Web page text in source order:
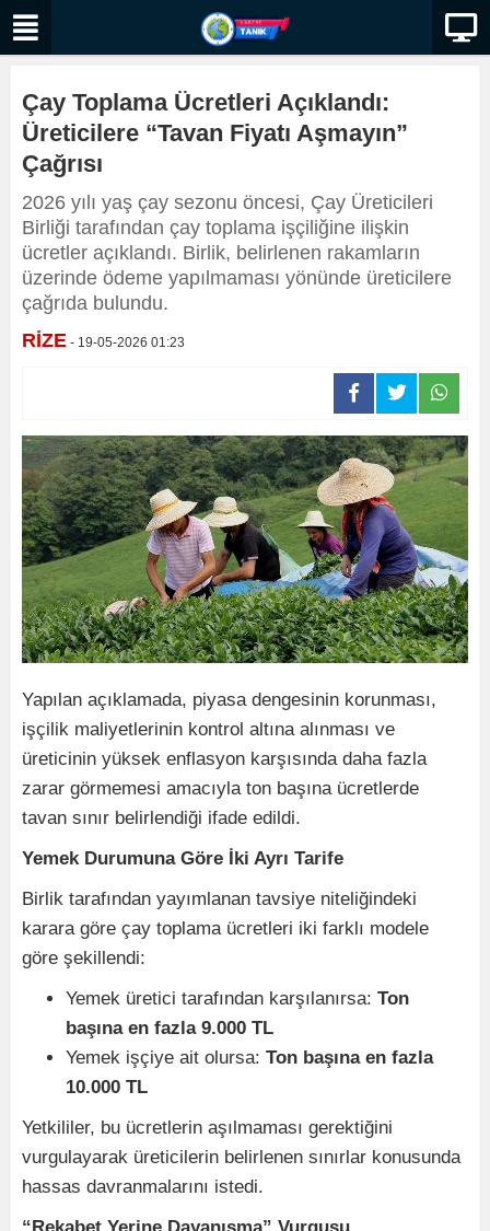
Çay Toplama Ücretleri Açıklandı:
Üreticilere “Tavan Fiyatı Aşmayın”
Çağrısı
2026 yılı yaş çay sezonu öncesi, Çay Üreticileri
Birliği tarafından çay toplama işçiliğine ilişkin
ücretler açıklandı. Birlik, belirlenen rakamların
üzerinde ödeme yapılmaması yönünde üreticilere
çağrıda bulundu.
RİZE - 19-05-2026 01:23
Yapılan açıklamada, piyasa dengesinin korunması,
işçilik maliyetlerinin kontrol altına alınması ve
üreticinin yüksek enflasyon karşısında daha fazla
zarar görmemesi amacıyla ton başına ücretlerde
tavan sınır belirlendiği ifade edildi.
Yemek Durumuna Göre İki Ayrı Tarife
Birlik tarafından yayımlanan tavsiye niteliğindeki
karara göre çay toplama ücretleri iki farklı modele
göre şekillendi:
Yemek üretici tarafından karşılanırsa: Ton
başına en fazla 9.000 TL
Yemek işçiye ait olursa: Ton başına en fazla
10.000 TL
Yetkililer, bu ücretlerin aşılmaması gerektiğini
vurgulayarak üreticilerin belirlenen sınırlar konusunda
hassas davranmalarını istedi.
“Rekabet Yerine Dayanışma” Vurgusu